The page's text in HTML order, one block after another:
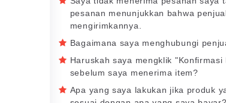
pesanan menunjukkan bahwa
mengirimkannya.
Bagaimana saya menghubungi
Haruskah saya mengklik "Konfirmasi
sebelum saya menerima item?
Apa yang saya lakukan jika produk